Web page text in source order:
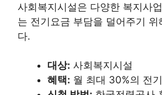
사회복지시설은 다양한 복지사
는 전기요금 부담을 덜어주기 위
다.
대상: 사회복지시설
혜택: 월 최대 30%의 전